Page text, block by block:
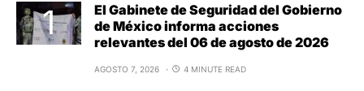
El Gabinete de Seguridad del Gobierno
de México informa acciones
relevantes del 06 de agosto de 2026
AGOSTO 7, 2026 4 MINUTE READ